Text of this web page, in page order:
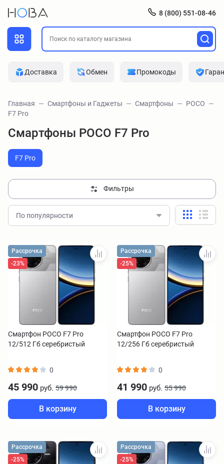
8 (800) 551-08-46
Доставка Обмен Промокоды
Главная Смартфоны и Гаджеты Смартфоны
POCO
F7 Pro
Смартфоны POCO F7 Pro
F7 Pro
Фильтры
По популярности
Рассрочка
-23%
Смартфон POCO F7 Pro
12/512 Гб серебристый
0
45 990 руб. 59 990
В корзину
Рассрочка
-25%
Смартфон POCO F7 Pro
12/256 Гб серебристый
0
41 990 руб. 55 990
В корзину
Рассрочка
-25%
Рассрочка
-25%